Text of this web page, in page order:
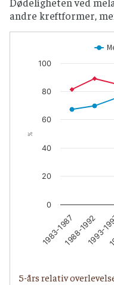
andre kreftformer,
%
1983-19871988-1992
1993-
0
20
40
60
80
100
5-års relativ